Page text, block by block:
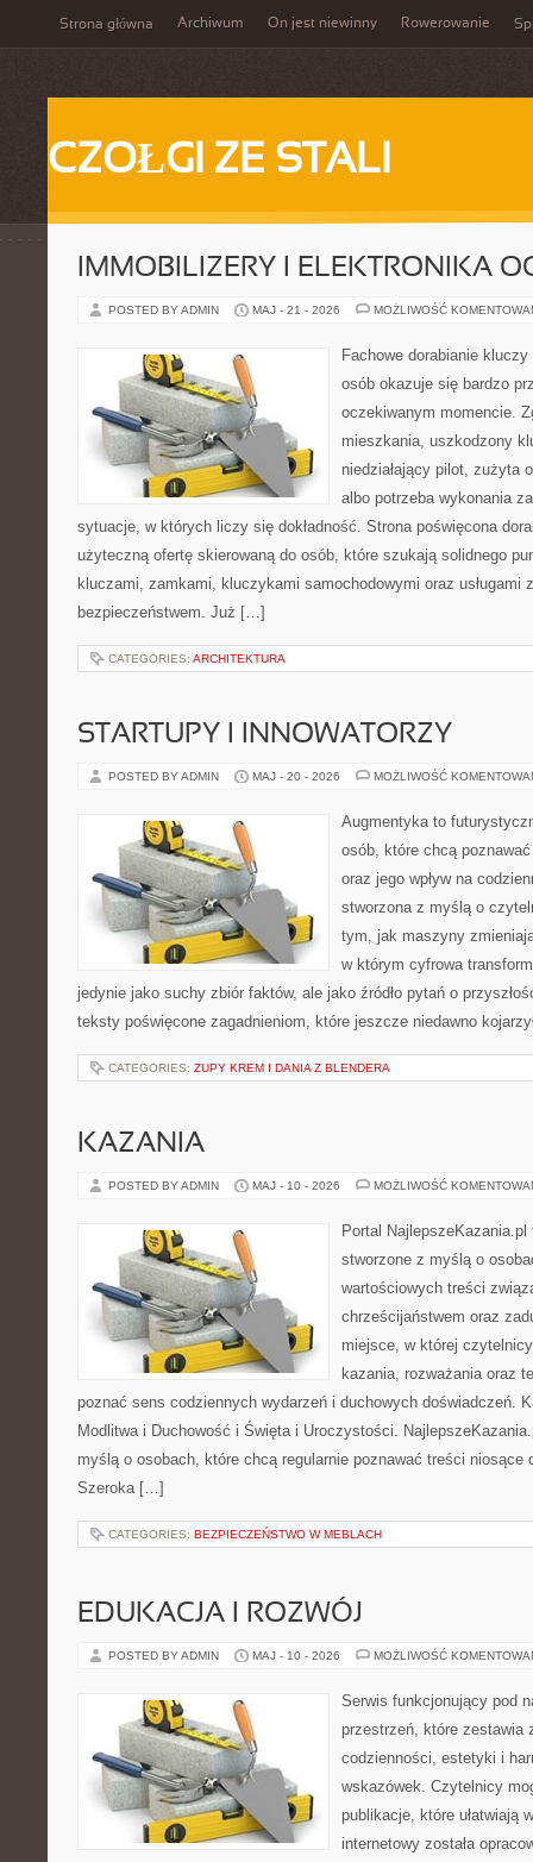
Strona główna Archiwum On jest niewinny Rowerowanie
CZOŁGI ZE STALI
IMMOBILIZERY I ELEKTRONIKA
POSTED BY ADMIN MAJ - 21 - 2026 MOŻLIWOŚĆ
Fachowe dorabianie
osób okazuje się bardzo
oczekiwanym momencie.
mieszkania, uszkodzony
niedziałający pilot, zużyta
albo potrzeba wykonania
sytuacje, w których liczy się dokładność. Strona poświęcona
użyteczną ofertę skierowaną do osób, które szukają solidnego
kluczami, zamkami, kluczykami samochodowymi oraz usługami
bezpieczeństwem. Już […]
CATEGORIES: ARCHITEKTURA
STARTUPY I INNOWATORZY
POSTED BY ADMIN MAJ - 20 - 2026 MOŻLIWOŚĆ
Augmentyka to
osób, które chcą
oraz jego wpływ na
stworzona z myślą o
tym, jak maszyny
w którym cyfrowa
jedynie jako suchy zbiór faktów, ale jako źródło pytań o
teksty poświęcone zagadnieniom, które jeszcze niedawno
CATEGORIES: ZUPY KREM I DANIA Z BLENDERA
KAZANIA
POSTED BY ADMIN MAJ - 10 - 2026 MOŻLIWOŚĆ
Portal
stworzone z myślą o
wartościowych treści
chrześcijaństwem oraz
miejsce, w której
kazania, rozważania oraz
poznać sens codziennych wydarzeń i duchowych doświadczeń.
Modlitwa i Duchowość i Święta i Uroczystości.
myślą o osobach, które chcą regularnie poznawać treści niosące
Szeroka […]
CATEGORIES: BEZPIECZEŃSTWO W MEBLACH
EDUKACJA I ROZWÓJ
POSTED BY ADMIN MAJ - 10 - 2026 MOŻLIWOŚĆ
Serwis funkcjonujący pod
przestrzeń, które zestawia
codzienności, estetyki i
wskazówek. Czytelnicy
publikacje, które ułatwiają
internetowy została